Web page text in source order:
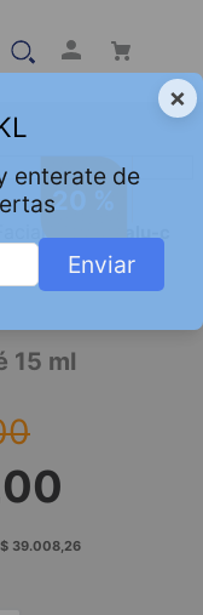
20 %
Hyalu-c
15 ml
00
$ 39.008,26
×
enterate de
Enviar